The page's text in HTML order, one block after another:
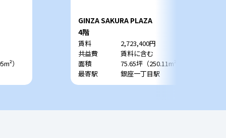
）
GINZA SAKURA PLAZA
4階
賃料
2,723,400円
共益費
賃料に含む
面積
75.65坪（250.11m²）
最寄駅
銀座一丁目駅